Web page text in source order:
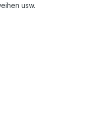
usw.